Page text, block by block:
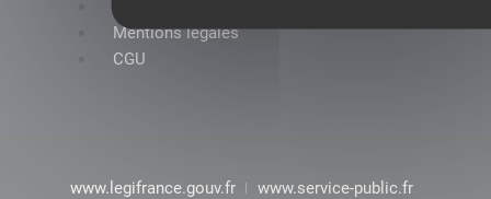
Mentions légales
CGU
www.legifrance.gouv.fr
www.service-public.fr